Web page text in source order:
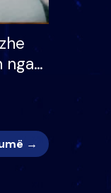
nga
→